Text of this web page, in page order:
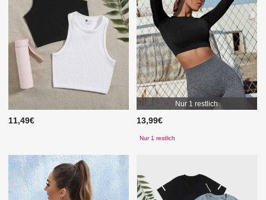
11,49€
Nur 1 restlich
13,99€
Nur 1 restlich